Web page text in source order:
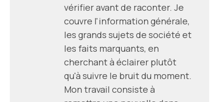
vérifier avant de raconter. Je
couvre l'information générale,
les grands sujets de société et
les faits marquants, en
cherchant à éclairer plutôt
qu'à suivre le bruit du moment.
Mon travail consiste à